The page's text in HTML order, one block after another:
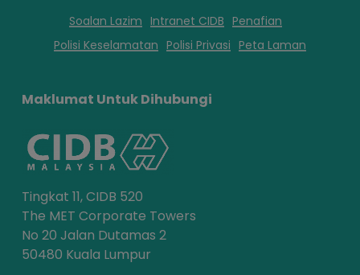
Soalan Lazim Intranet CIDB Penafian
Polisi Keselamatan Polisi Privasi Peta Laman
Maklumat Untuk Dihubungi
Tingkat 11, CIDB 520
The MET Corporate Towers
No 20 Jalan Dutamas 2
50480 Kuala Lumpur